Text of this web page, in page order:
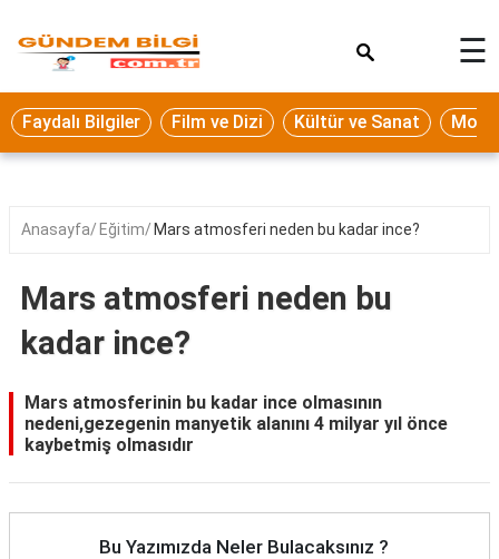
Eğitim
Ekonomi
Seyahat
Oyun
Yaşam
Hukuk
Blog
☰
Faydalı Bilgiler Film ve Dizi Kültür ve Sanat
Anasayfa Eğitim Mars atmosferi neden bu kadar ince?
Mars atmosferi neden bu
kadar ince?
Mars atmosferinin bu kadar ince olmasının
nedeni,gezegenin manyetik alanını 4 milyar yıl önce
kaybetmiş olmasıdır
Bu Yazımızda Neler Bulacaksınız ?